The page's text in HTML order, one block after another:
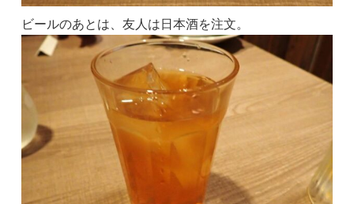
ビールのあとは、友人は日本酒を注文。